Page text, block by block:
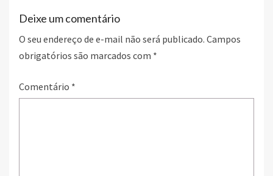
Deixe um comentário
O seu endereço de e-mail não será publicado. Campos
obrigatórios são marcados com *
Comentário *